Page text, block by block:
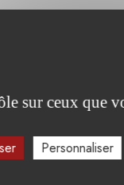
sur ceux que
Personnaliser